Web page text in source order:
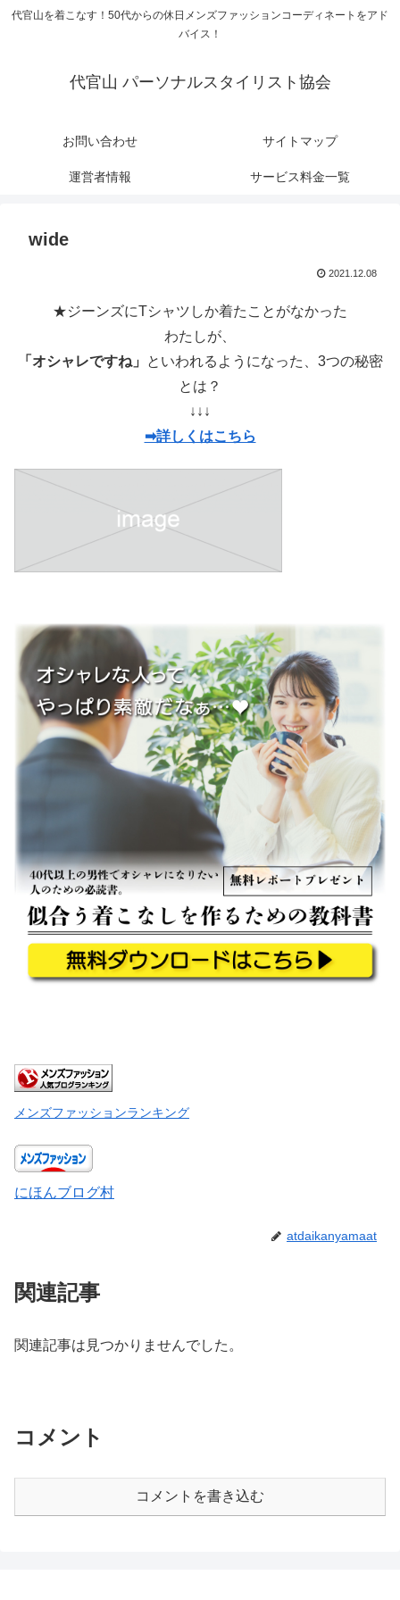
代官山を着こなす！50代からの休日メンズファッションコーディネートをアド
バイス！
代官山 パーソナルスタイリスト協会
お問い合わせ サイトマップ
運営者情報 サービス料金一覧
wide
2021.12.08
★ジーンズにTシャツしか着たことがなかった
わたしが、
「オシャレですね」
といわれるようになった、3つの秘密
とは？
↓↓↓
➡詳しくはこちら
メンズファッションランキング
にほんブログ村
atdaikanyamaat
関連記事
関連記事は見つかりませんでした。
コメント
コメントを書き込む